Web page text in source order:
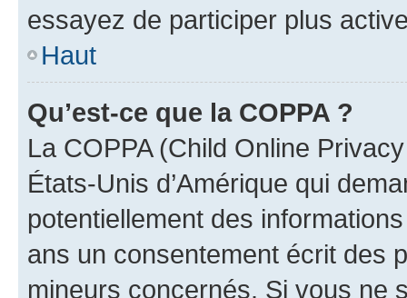
essayez de participer plus
Haut
Qu’est-ce que la COPPA ?
La COPPA (Child Online
États-Unis d’Amérique qui
potentiellement des
ans un consentement écrit des
mineurs concernés. Si vous ne